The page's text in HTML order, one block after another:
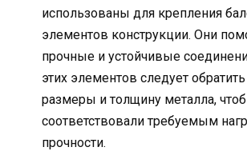
использованы для крепления
элементов конструкции. Они
прочные и устойчивые
этих элементов следует
размеры и толщину металла,
соответствовали требуемым
прочности.